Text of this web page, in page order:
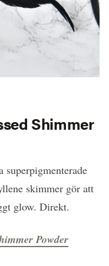
Shimmer
skimmer gör att
glow. Direkt.
Powder